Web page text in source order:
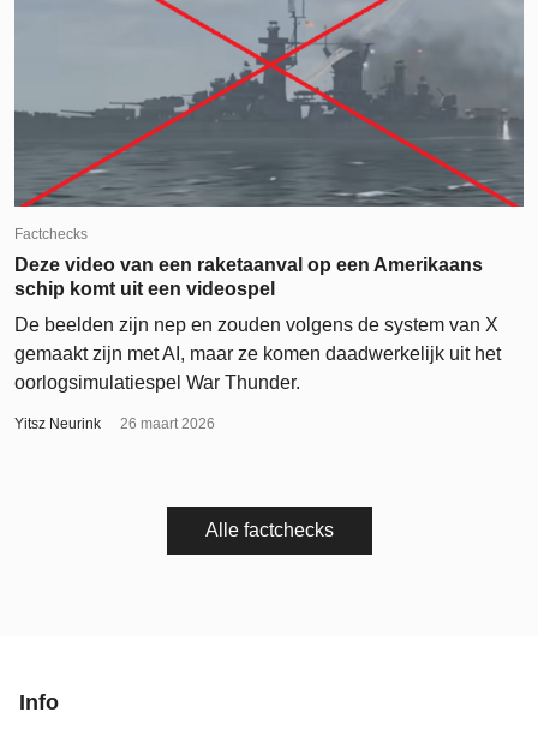
Factchecks
Deze video van een raketaanval op een Amerikaans
schip komt uit een videospel
De beelden zijn nep en zouden volgens de system van X
gemaakt zijn met AI, maar ze komen daadwerkelijk uit het
oorlogsimulatiespel War Thunder.
Yitsz Neurink 26 maart 2026
Alle factchecks
Info